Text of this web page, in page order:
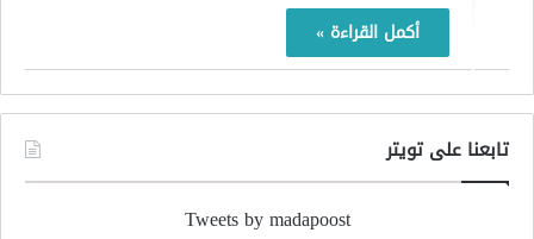
أكمل القراءة »
تابعنا على تويتر
Tweets by madapoost